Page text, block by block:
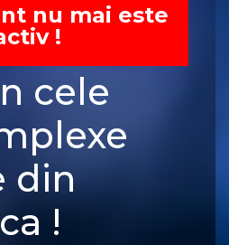
nu mai este
!
cele
din
!